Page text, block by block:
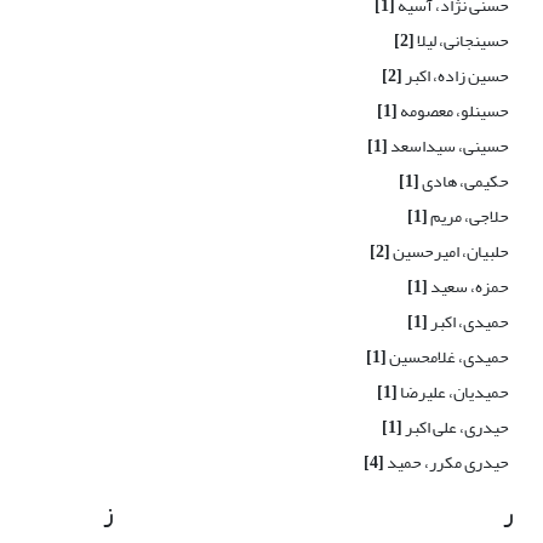
حسینجانی، لیلا[2]
حسین زاده، اکبر[2]
حسینلو، معصومه[1]
حسینی، سیداسعد[1]
حکیمی، هادی[1]
حلاجی، مریم[1]
حلبیان، امیرحسین[2]
حمزه، سعید[1]
حمیدی، اکبر[1]
حمیدی، غلامحسین[1]
حمیدیان، علیرضا[1]
حیدری، علی اکبر[1]
حیدری مکرر، حمید[4]
ر ز